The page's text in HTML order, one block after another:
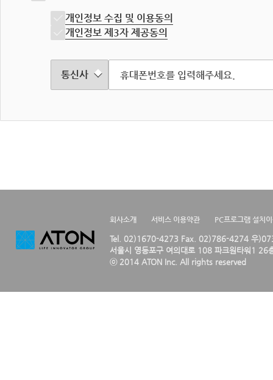
개인정보 수집 및 이용동의
개인정보 제3자 제공동의
회사소개 서비스 이용약관 PC프로그램 설치
Tel. 02)1670-4273 Fax. 02)786-4274 우
서울시 영등포구 여의대로 108 파크원타워1 26
ⓒ 2014 ATON Inc. All rights reserved